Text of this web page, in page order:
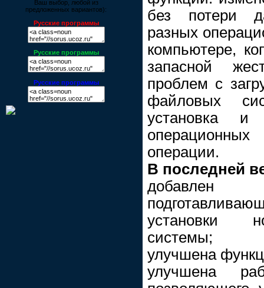
Ваш выбор, любой из
предложенных вариантов):
Русские программы
Русские программы
Русские программы
без потери
разных
компьютере,
запасной
проблем с
файловых
установка и
операции.
В последней
добавлен
установки
системы;
улучшена
улучшена